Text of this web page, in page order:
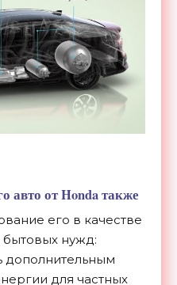
авто от Honda также
его в качестве
бытовых нужд:
дополнительным
для частных